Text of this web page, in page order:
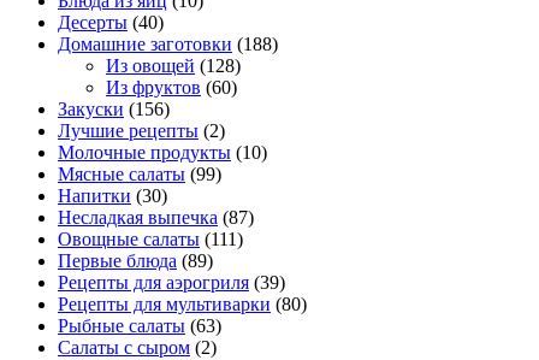
Десерты (40)
Домашние заготовки (188)
Из овощей (128)
Из фруктов (60)
Закуски (156)
Лучшие рецепты (2)
Молочные продукты (10)
Мясные салаты (99)
Напитки (30)
Несладкая выпечка (87)
Овощные салаты (111)
Первые блюда (89)
Рецепты для аэрогриля (39)
Рецепты для мультиварки (80)
Рыбные салаты (63)
Салаты с сыром (2)